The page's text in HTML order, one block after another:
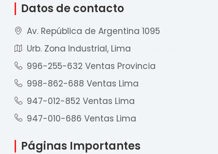
Datos de contacto
Av. República de Argentina 1095
Urb. Zona Industrial, Lima
996-255-632 Ventas Provincia
998-862-688 Ventas Lima
947-012-852 Ventas Lima
947-010-686 Ventas Lima
Páginas Importantes